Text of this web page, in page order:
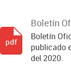
Boletín
Boletín
publicado
del 2020.
pdf